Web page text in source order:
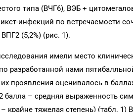
типа (ВЧГ6), ВЭБ +
инфекций по
(5,2%) (рис. 1).
имели место
нами
проявления оценивалось в
– средняя выраженность
крайне тяжелая степень) (табл.